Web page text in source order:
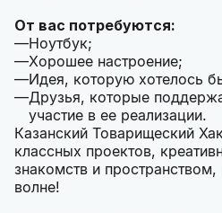
От вас потребуются:
Ноутбук;
Хорошее настроение;
Идея, которую хотелось
Друзья, которые
участие в ее реализации.
Казанский Товарищеский
классных проектов,
знакомств и
волне!